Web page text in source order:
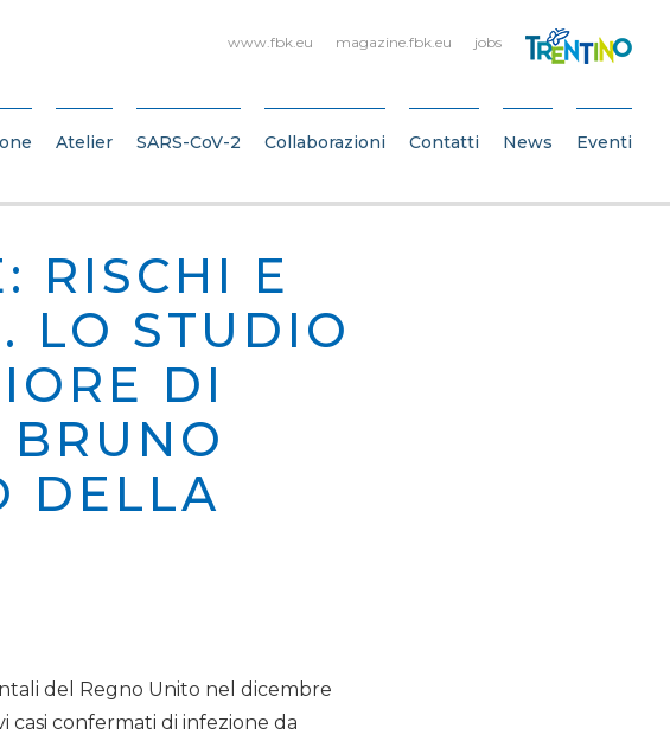
www.fbk.eu magazine.fbk.eu jobs
Atelier SARS-CoV-2 Collaborazioni Contatti News Eventi
RISCHI E
LO STUDIO
DI
DELLA
del Regno Unito nel dicembre
confermati di infezione da